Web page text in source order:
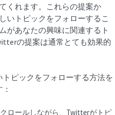
くれます。これらの提案か
いトピックをフォローするこ
があなたの興味に関連するト
の提案は通常とても効果的
ピックをフォローする方法を
ロールしながら、Twitterがトピ